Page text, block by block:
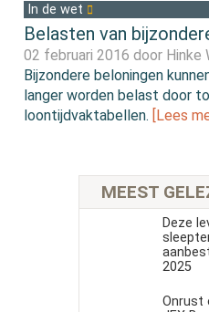
In de wet
Belasten van
02 februari 2016 door Hinke
Bijzondere beloningen
langer worden belast door
loontijdvaktabellen. [Lees
MEEST
Deze
2025
Onrust